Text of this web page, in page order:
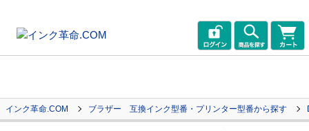
インク革命.COM ブラザー 互換インク型番・プリンター型番から探す